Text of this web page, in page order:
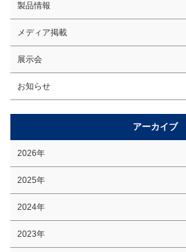
製品情報
メディア掲載
展示会
お知らせ
アーカイブ
2026年
2025年
2024年
2023年